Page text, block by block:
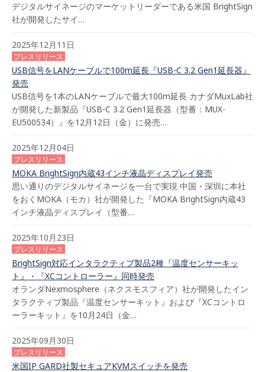
デジタルサイネージのマーケットリーダーである米国 BrightSign
社が開発したサイ…
2025年12月11日
プレスリリース
USB信号をLANケーブルで100m延長『USB-C 3.2 Gen1延長器』
発売
USB信号を1本のLANケーブルで最大100m延長 カナダMuxLab社
が開発した新製品『USB-C 3.2 Gen1延長器（型番：MUX-
EU500534）』を12月12日（金）に発売…
2025年12月04日
プレスリリース
MOKA BrightSign内蔵43インチ液晶ディスプレイ発売
思い通りのデジタルサイネージを一台で実現 中国・深圳に本社
をおくMOKA（モカ）社が開発した『MOKA BrightSign内蔵43
インチ液晶ディスプレイ（型番…
2025年10月23日
プレスリリース
BrightSign対応インタラクティブ製品2種『温度センサーキッ
ト』・『XCコントローラー』同時発売
オランダNexmosphere（ネクスモスフィア）社が開発したイン
タラクティブ製品『温度センサーキット』および『XCコントロ
ーラーキット』を10月24日（金…
2025年09月30日
プレスリリース
米国IP GARD社製セキュアKVMスイッチを発売